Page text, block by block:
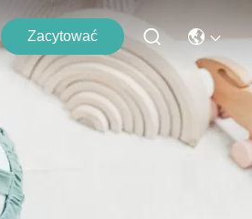
Zacytować